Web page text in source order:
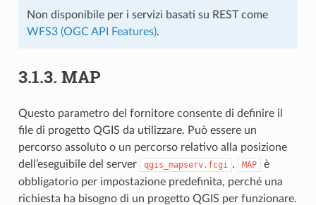
Non disponibile per i servizi basati su REST come
WFS3 (OGC API Features).
3.1.3. MAP
Questo parametro del fornitore consente di definire il
file di progetto QGIS da utilizzare. Può essere un
percorso assoluto o un percorso relativo alla posizione
dell’eseguibile del server
qgis_mapserv.fcgi . MAP
è
obbligatorio per impostazione predefinita, perché una
richiesta ha bisogno di un progetto QGIS per funzionare.